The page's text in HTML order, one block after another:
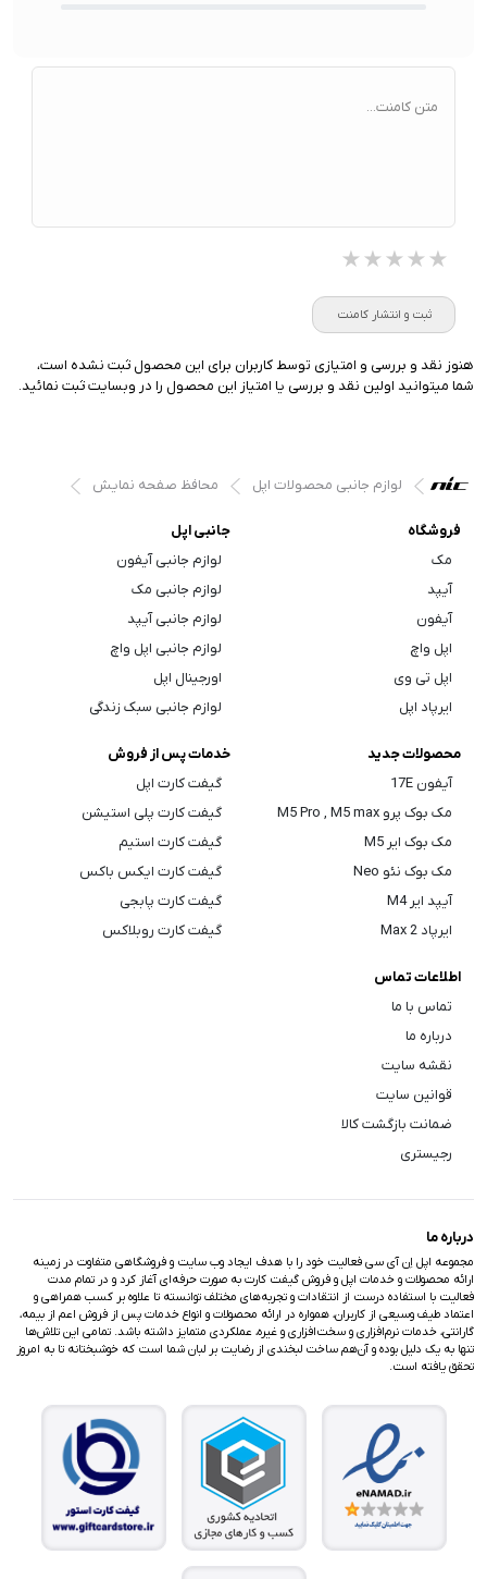
متن کامنت...
★★★★★
★★★★★
★★★★★
ثبت و انتشار کامنت
هنوز نقد و بررسی و امتیازی توسط کاربران برای این محصول ثبت نشده است،
شما میتوانید اولین نقد و بررسی یا امتیاز این محصول را در وبسایت ثبت نمائید.
لوازم جانبی محصولات اپل محافظ صفحه نمایش
فروشگاه
مک
آیپد
آیفون
اپل واچ
اپل تی وی
ایرپاد اپل
جانبی اپل
لوازم جانبی آیفون
لوازم جانبی مک
لوازم جانبی آیپد
لوازم جانبی اپل واچ
اورجینال اپل
لوازم جانبی سبک زندگی
محصولات جدید
آیفون 17E
مک بوک پرو M5 Pro , M5 max
مک بوک ایر M5
مک بوک نئو Neo
آیپد ایر M4
ایرپاد Max 2
خدمات پس از فروش
گیفت کارت اپل
گیفت کارت پلی استیشن
گیفت کارت استیم
گیفت کارت ایکس باکس
گیفت کارت پابجی
گیفت کارت روبلاکس
اطلاعات تماس
تماس با ما
درباره ما
نقشه سایت
قوانین سایت
ضمانت بازگشت کالا
رجیستری
درباره ما
مجموعه اپل اِن آی سی فعالیت خود را با هدف ایجاد وب سایت و فروشگاهی متفاوت در زمینه
ارائه محصولات و خدمات اپل و فروش گیفت کارت به صورت حرفه‌ای آغاز کرد و در تمام مدت
فعالیت با استفاده درست از انتقادات و تجربه‌های مختلف توانسته تا علاوه بر کسب همراهی و
اعتماد طیف وسیعی از کاربران، همواره در ارائه محصولات و انواع خدمات پس از فروش اعم از بیمه،
گارانتی، خدمات نرم‌افزاری و سخت‌افزاری و غیره، عملکردی متمایز داشته باشد. تمامی این تلاش‌ها
تنها به یک دلیل بوده و آن‌هم ساخت لبخندی از رضایت بر لبان شما است که خوشبختانه تا به امروز
تحقق یافته است.